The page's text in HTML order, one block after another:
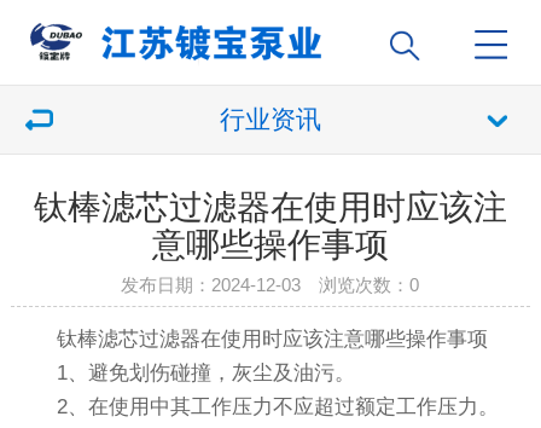
行业资讯
钛棒滤芯过滤器在使用时应该注
意哪些操作事项
发布日期：2024-12-03 浏览次数：0
钛棒滤芯过滤器在使用时应该注意哪些操作事项
1、避免划伤碰撞，灰尘及油污。
2、在使用中其工作压力不应超过额定工作压力。